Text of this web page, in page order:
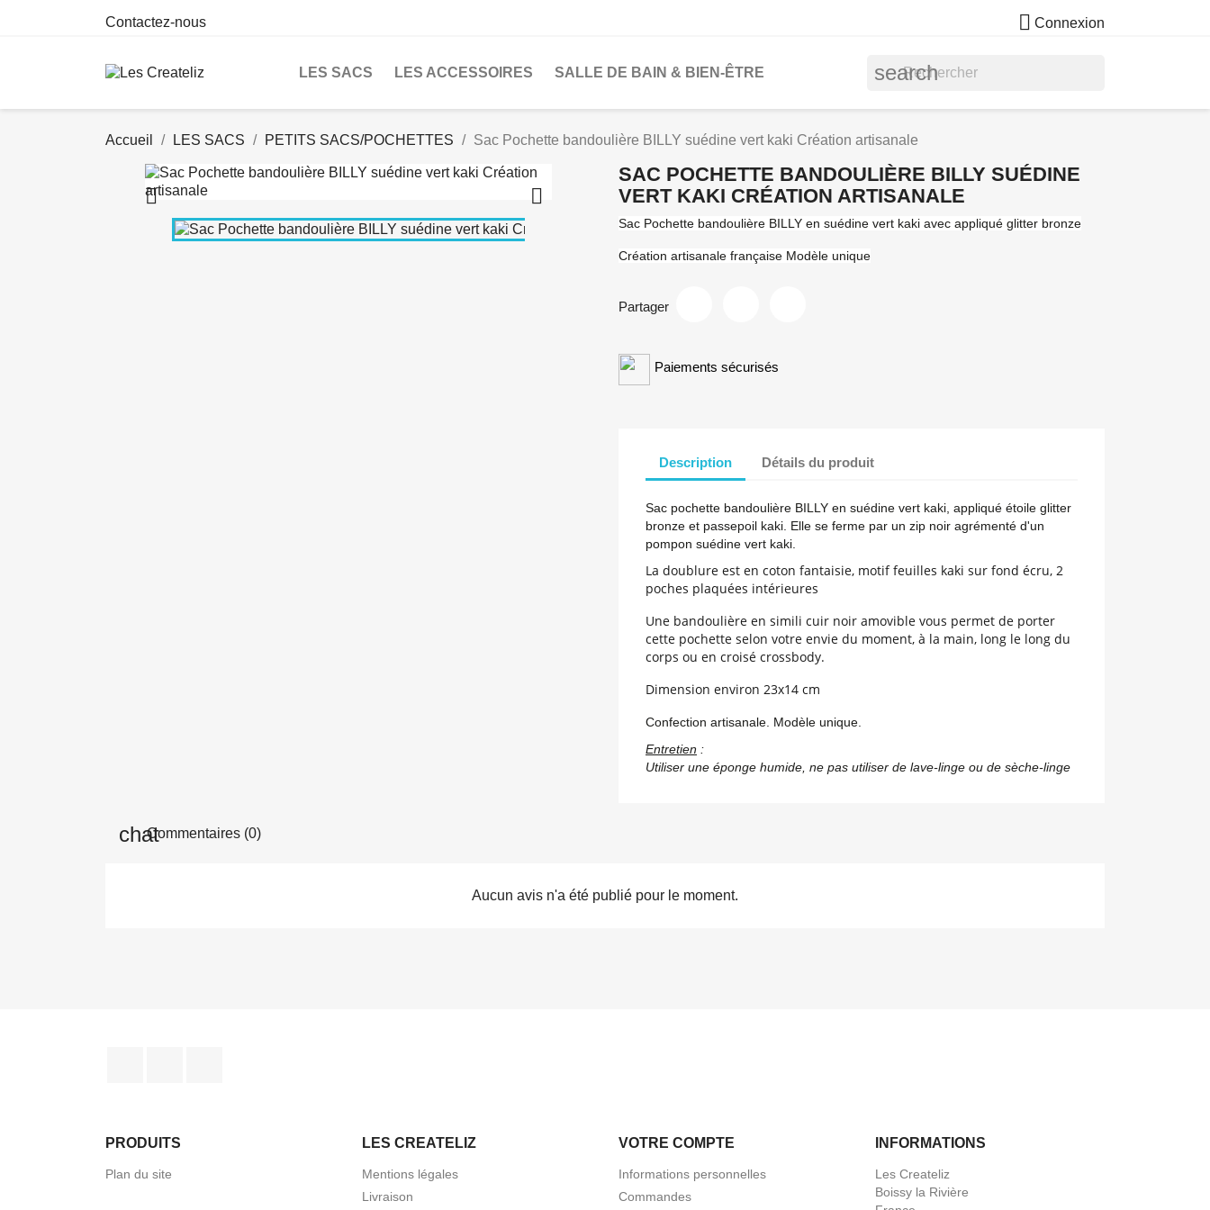
Contactez-nous  Connexion
LES SACS LES ACCESSOIRES SALLE DE BAIN & BIEN-ÊTRE search
Accueil LES SACS PETITS SACS/POCHETTES Sac Pochette bandoulière BILLY suédine vert kaki Création artisanale
 
SAC POCHETTE BANDOULIÈRE BILLY SUÉDINE
VERT KAKI CRÉATION ARTISANALE
Sac Pochette bandoulière BILLY en suédine vert kaki avec appliqué glitter bronze
Création artisanale française Modèle unique
Partager
Paiements sécurisés
Description Détails du produit
Sac pochette bandoulière BILLY en suédine vert kaki, appliqué étoile glitter
bronze et passepoil kaki. Elle se ferme par un zip noir agrémenté d'un
pompon suédine vert kaki.
La doublure est en coton fantaisie, motif feuilles kaki sur fond écru, 2
poches plaquées intérieures
Une bandoulière en simili cuir noir amovible vous permet de porter
cette pochette selon votre envie du moment, à la main, long le long du
corps ou en croisé crossbody.
Dimension environ 23x14 cm
Confection artisanale. Modèle unique.
Entretien :
Utiliser une éponge humide, ne pas utiliser de lave-linge ou de sèche-linge
Commentaires (0)
Aucun avis n'a été publié pour le moment.
PRODUITS
Plan du site
LES CREATELIZ
Mentions légales
Livraison
VOTRE COMPTE
Informations personnelles
Commandes
INFORMATIONS
Les Createliz
Boissy la Rivière